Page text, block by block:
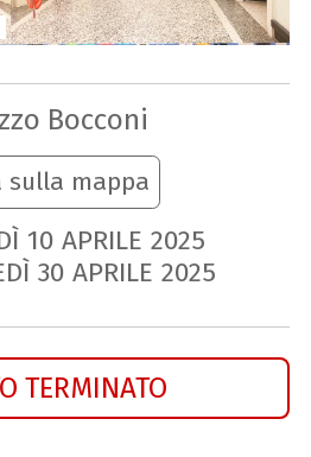
Bocconi
sulla mappa
10 APRILE 2025
30 APRILE 2025
TERMINATO